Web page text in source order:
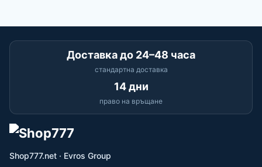
Доставка до 24–48 часа
стандартна доставка
14 дни
право на връщане
Shop777.net · Evros Group